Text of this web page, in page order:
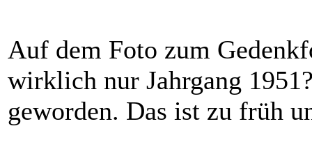
Auf dem Foto zum
wirklich nur Jahrgang
geworden. Das ist zu früh